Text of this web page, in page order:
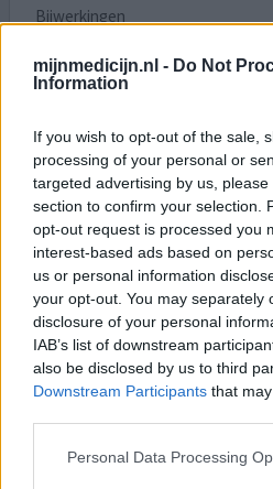
mijnmedicijn.nl - Do Not
Information
If you wish to opt-out of the sale,
processing of your personal or
targeted advertising by us,
section to confirm your selection.
opt-out request is processed you
interest-based ads based on
us or personal information
your opt-out. You may separately
disclosure of your personal
IAB’s list of downstream
also be disclosed by us to third
Downstream Participants that
Personal Data Processing
Bijwerkingen
darm/maag van streek
Nu in week 6, ik blijf maar
Toegenomen onrust. Met name
dat trillen weg?
geef mening
Sertraline
14-01-2025 | Vrouw | 32
sertraline (25mg)
Angst & paniekstoornis
Hoeveelheid bijwerkingen